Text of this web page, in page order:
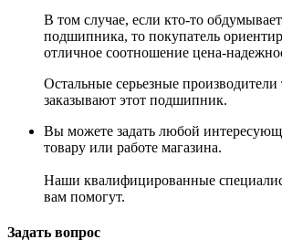
В том случае, если кто-то
подшипника, то покупатель
отличное соотношение цена-
Остальные серьезные производители
заказывают этот подшипник.
Вы можете задать любой
товару или работе магазина.
Наши квалифицированные
вам помогут.
Задать вопрос